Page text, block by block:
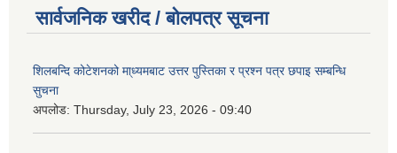
सार्वजनिक खरीद / बोलपत्र सूचना
शिलबन्दि कोटेशनको मा्ध्यमबाट उत्तर पुस्तिका र प्रश्न पत्र छपाइ सम्बन्धि
सुचना
अपलोड: Thursday, July 23, 2026 - 09:40